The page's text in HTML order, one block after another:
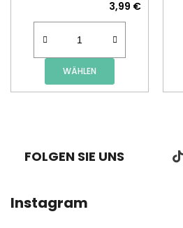
3,99 €
WÄHLEN
FOLGEN SIE UNS
Instagram